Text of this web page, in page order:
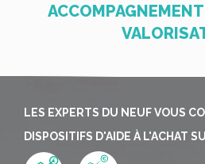
LES EXPERTS DU NEUF VOUS
DISPOSITIFS D'AIDE À L'ACHAT